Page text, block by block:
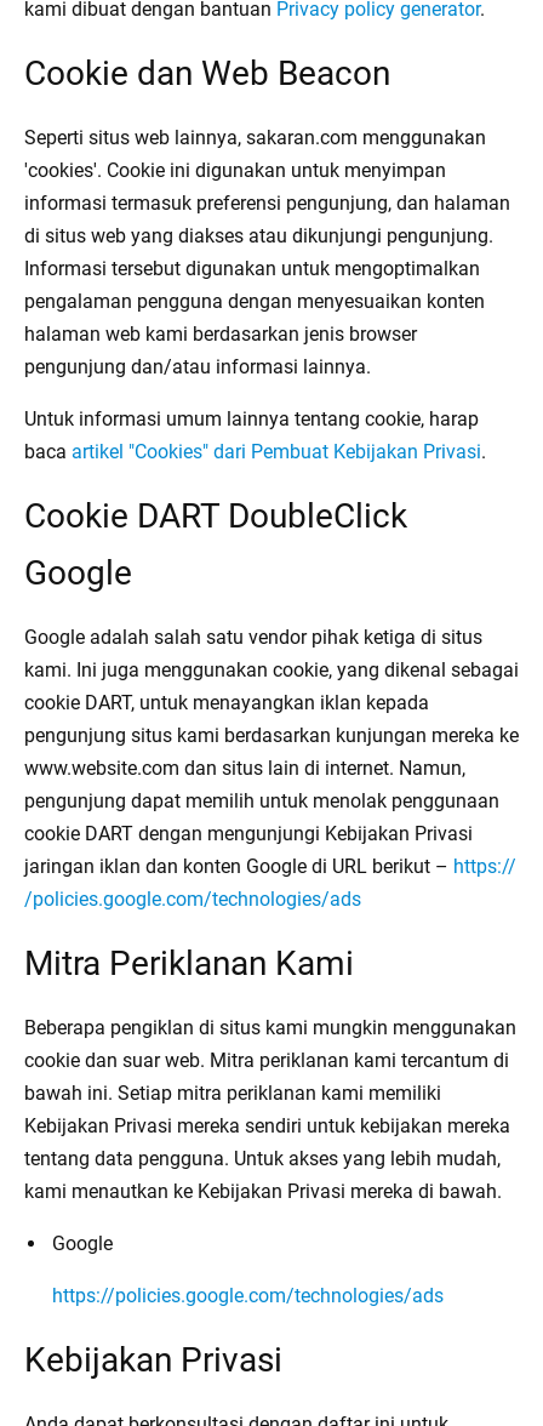
kami dibuat dengan bantuan Privacy policy generator.
Cookie dan Web Beacon
Seperti situs web lainnya, sakaran.com menggunakan
'cookies'. Cookie ini digunakan untuk menyimpan
informasi termasuk preferensi pengunjung, dan halaman
di situs web yang diakses atau dikunjungi pengunjung.
Informasi tersebut digunakan untuk mengoptimalkan
pengalaman pengguna dengan menyesuaikan konten
halaman web kami berdasarkan jenis browser
pengunjung dan/atau informasi lainnya.
Untuk informasi umum lainnya tentang cookie, harap
baca artikel "Cookies" dari Pembuat Kebijakan Privasi.
Cookie DART DoubleClick
Google
Google adalah salah satu vendor pihak ketiga di situs
kami. Ini juga menggunakan cookie, yang dikenal sebagai
cookie DART, untuk menayangkan iklan kepada
pengunjung situs kami berdasarkan kunjungan mereka ke
www.website.com dan situs lain di internet. Namun,
pengunjung dapat memilih untuk menolak penggunaan
cookie DART dengan mengunjungi Kebijakan Privasi
jaringan iklan dan konten Google di URL berikut – https://
/policies.google.com/technologies/ads
Mitra Periklanan Kami
Beberapa pengiklan di situs kami mungkin menggunakan
cookie dan suar web. Mitra periklanan kami tercantum di
bawah ini. Setiap mitra periklanan kami memiliki
Kebijakan Privasi mereka sendiri untuk kebijakan mereka
tentang data pengguna. Untuk akses yang lebih mudah,
kami menautkan ke Kebijakan Privasi mereka di bawah.
Google
https://policies.google.com/technologies/ads
Kebijakan Privasi